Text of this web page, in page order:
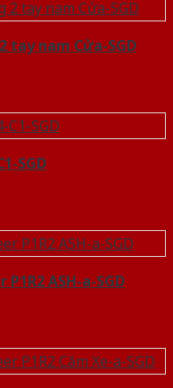
tay nam Cửa-SGD
SGD
ASH-a-SGD